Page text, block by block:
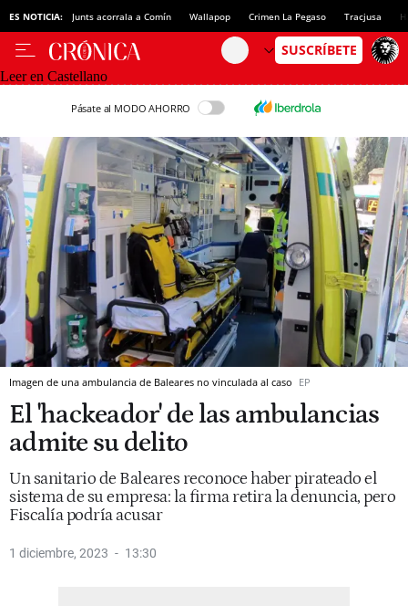
ES NOTICIA: Junts acorrala a Comín Wallapop Crimen La Pegaso Tracjusa
Leer en Castellano
Pásate al MODO AHORRO
Imagen de una ambulancia de Baleares no vinculada al caso EP
El 'hackeador' de las ambulancias
admite su delito
Un sanitario de Baleares reconoce haber pirateado el
sistema de su empresa: la firma retira la denuncia, pero
Fiscalía podría acusar
1 diciembre, 2023 13:30